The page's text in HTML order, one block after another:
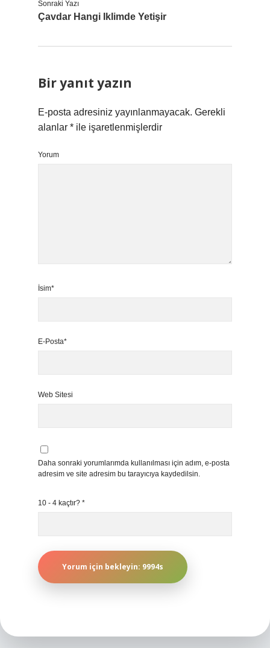
Sonraki Yazı
Çavdar Hangi Iklimde Yetişir
Bir yanıt yazın
E-posta adresiniz yayınlanmayacak. Gerekli
alanlar * ile işaretlenmişlerdir
Yorum
İsim*
E-Posta*
Web Sitesi
Daha sonraki yorumlarımda kullanılması için adım, e-posta
adresim ve site adresim bu tarayıcıya kaydedilsin.
10 - 4 kaçtır? *